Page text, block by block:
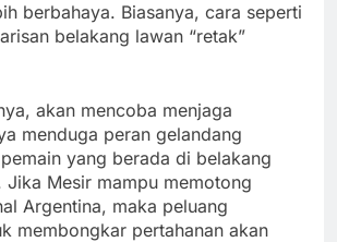
berbahaya. Biasanya, cara seperti
belakang lawan “retak”
akan mencoba menjaga
menduga peran gelandang
yang berada di belakang
Jika Mesir mampu memotong
Argentina, maka peluang
membongkar pertahanan akan